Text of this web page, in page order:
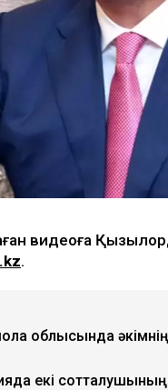
видеоға
.
облысында
екі